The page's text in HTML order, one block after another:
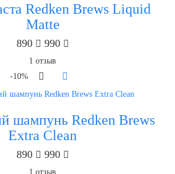
Redken Brews Liquid
Matte
890 990
1 отзыв
-10%
шампунь Redken Brews
Extra Clean
890 990
1 отзыв